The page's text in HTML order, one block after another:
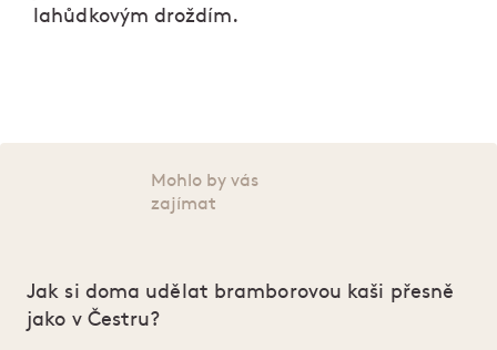
lahůdkovým droždím.
Mohlo by vás
zajímat
Jak si doma udělat bramborovou kaši přesně
jako v Čestru?